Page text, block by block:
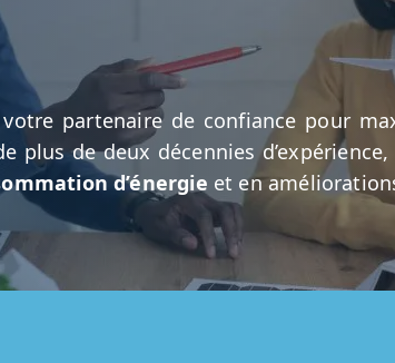
partenaire de confiance pour
plus de deux décennies
d’énergie et en